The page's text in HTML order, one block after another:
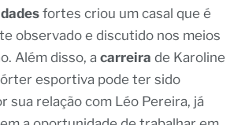
fortes criou um casal que é
observado e discutido nos meios
Além disso, a carreira de Karoline
esportiva pode ter sido
sua relação com Léo Pereira, já